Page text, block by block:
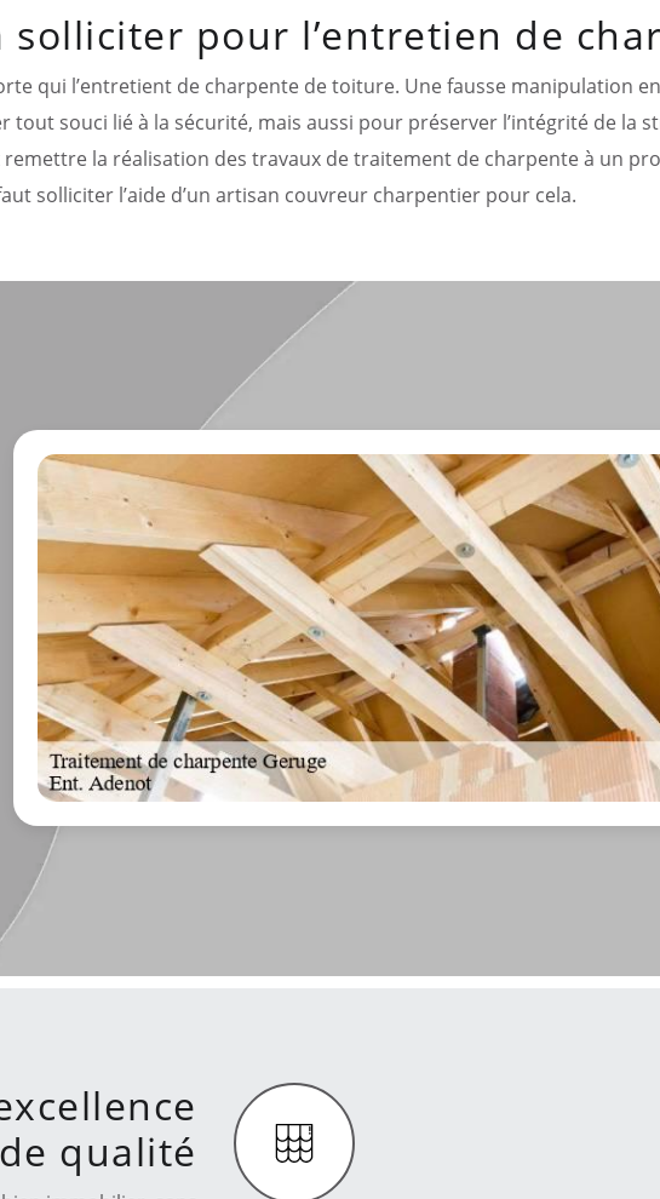
pour l’entretien de
qui l’entretient de charpente de toiture. Une fausse manipulation
souci lié à la sécurité, mais aussi pour préserver l’intégrité de la
la réalisation des travaux de traitement de charpente à un
solliciter l’aide d’un artisan couvreur charpentier pour cela.
qualité